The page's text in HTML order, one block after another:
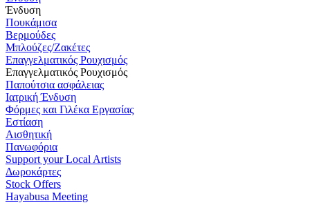
Ένδυση
Πουκάμισα
Βερμούδες
Μπλούζες/Ζακέτες
Επαγγελματικός Ρουχισμός
Επαγγελματικός Ρουχισμός
Παπούτσια ασφάλειας
Ιατρική Ένδυση
Φόρμες και Γιλέκα Εργασίας
Εστίαση
Αισθητική
Πανωφόρια
Support your Local Artists
Δωροκάρτες
Stock Offers
Hayabusa Meeting